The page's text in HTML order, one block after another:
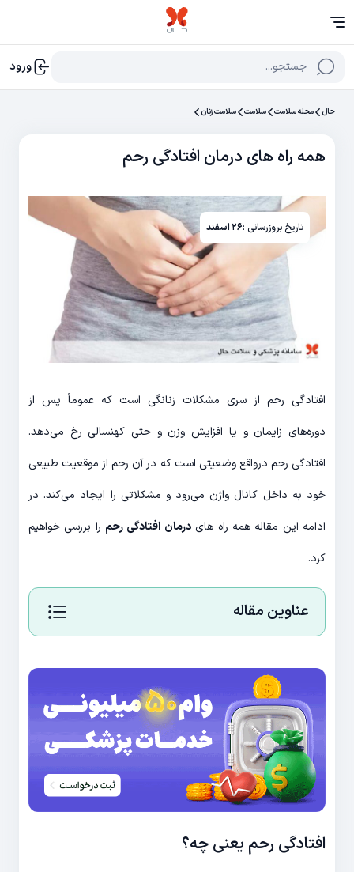
جستجو... ورود
حال مجله سلامت سلامت سلامت زنان
همه راه های درمان افتادگی رحم
تاریخ بروزرسانی :۲۶ اسفند
افتادگی رحم از سری مشکلات زنانگی است که عموماً پس از
دوره‌های زایمان و یا افزایش وزن و حتی کهنسالی رخ می‌دهد.
افتادگی رحم درواقع وضعیتی است که در آن رحم از موقعیت طبیعی
خود به داخل کانال واژن می‌رود و مشکلاتی را ایجاد می‌کند. در
ادامه این مقاله همه راه هایدرمان افتادگی رحم را بررسی خواهیم
کرد.
عناوین مقاله
افتادگی رحم یعنی چه؟